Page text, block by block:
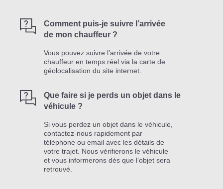
Comment puis-je suivre l’arrivée
de mon chauffeur ?
Vous pouvez suivre l’arrivée de votre
chauffeur en temps réel via la carte de
géolocalisation du site internet.
Que faire si je perds un objet dans le
véhicule ?
Si vous perdez un objet dans le véhicule,
contactez-nous rapidement par
téléphone ou email avec les détails de
votre trajet. Nous vérifierons le véhicule
et vous informerons dès que l’objet sera
retrouvé.